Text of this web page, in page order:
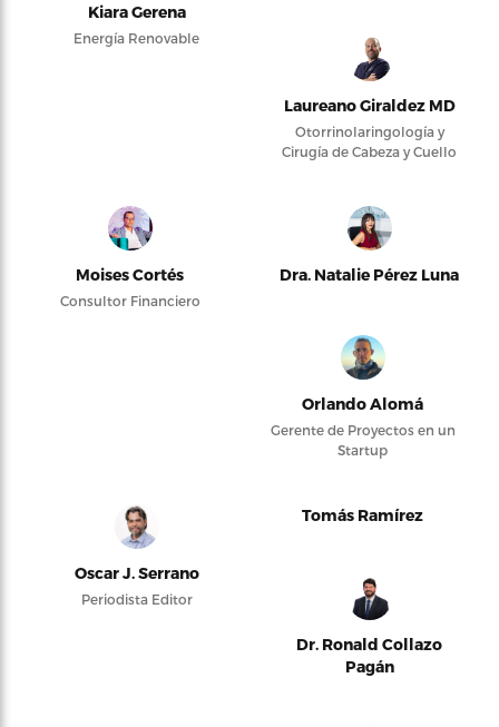
Kiara Gerena
Energía Renovable
Laureano Giraldez MD
Otorrinolaringología y
Cirugía de Cabeza y Cuello
Moises Cortés
Consultor Financiero
Dra. Natalie Pérez Luna
Orlando Alomá
Gerente de Proyectos en un
Startup
Oscar J. Serrano
Periodista Editor
Tomás Ramírez
Dr. Ronald Collazo
Pagán